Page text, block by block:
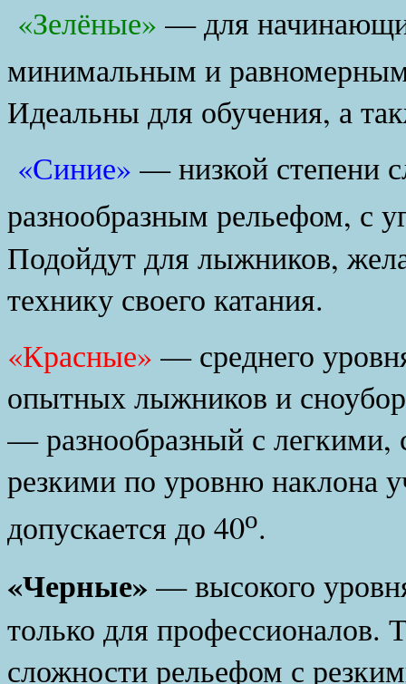
«Зелёные» — для
минимальным и
Идеальны для обучения, а
«Синие» — низкой степени
разнообразным рельефом, с
Подойдут для лыжников,
технику своего катания.
«Красные» — среднего
опытных лыжников и
— разнообразный с
резкими по уровню наклона
допускается до 40о.
«Черные»— высокого
только для профессионалов.
сложности рельефом с